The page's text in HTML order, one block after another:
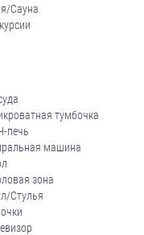
Сауна
тумбочка
печь
машина
зона
Стулья